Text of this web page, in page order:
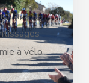
aux
à vélo